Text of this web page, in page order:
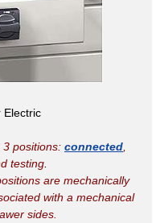
Electric
positions: connected
testing.
are mechanically
with a mechanical
sides.